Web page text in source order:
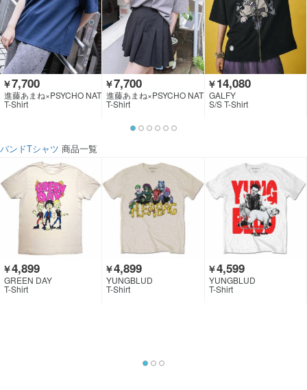
￥7,700
進藤あまね×PSYCHO NAT
ION×GEKIROCK CLOTHI
T-Shirt
￥7,700
進藤あまね×PSYCHO NAT
ION×GEKIROCK CLOTHI
T-Shirt
￥14,080
GALFY
S/S T-Shirt
バンドTシャツ 商品一覧
￥4,899
GREEN DAY
T-Shirt
￥4,899
YUNGBLUD
T-Shirt
￥4,599
YUNGBLUD
T-Shirt